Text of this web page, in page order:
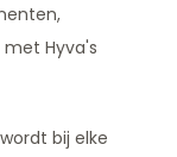
Hyva's
bij elke